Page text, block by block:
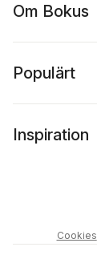
Om Bokus
Populärt
Inspiration
Cookies